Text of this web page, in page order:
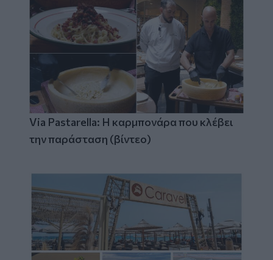
Via Pastarella: Η καρμπονάρα που κλέβει
την παράσταση (βίντεο)